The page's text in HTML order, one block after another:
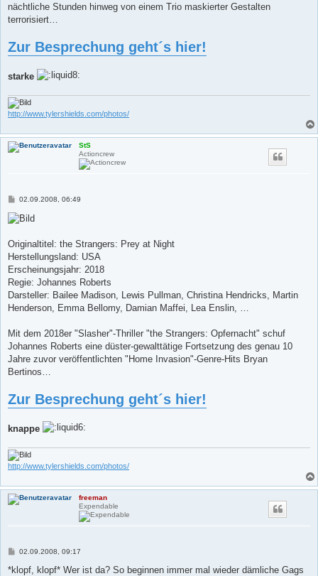
nächtliche Stunden hinweg von einem Trio maskierter Gestalten
terrorisiert…
Zur Besprechung geht´s hier!
starke
http://www.tylershields.com/photos/
StS
Actioncrew
B
i
t
a
g
02.09.2008, 06:49
Originaltitel: the Strangers: Prey at Night
Herstellungsland: USA
Erscheinungsjahr: 2018
Regie: Johannes Roberts
Darsteller: Bailee Madison, Lewis Pullman, Christina Hendricks, Martin
Henderson, Emma Bellomy, Damian Maffei, Lea Enslin, …
Mit dem 2018er "Slasher"-Thriller "the Strangers: Opfernacht" schuf
Johannes Roberts eine düster-gewalttätige Fortsetzung des genau 10
Jahre zuvor veröffentlichten "Home Invasion"-Genre-Hits Bryan
Bertinos…
Zur Besprechung geht´s hier!
knappe
http://www.tylershields.com/photos/
freeman
Expendable
B
i
02.09.2008, 09:17
*klopf, klopf* Wer ist da? So beginnen immer mal wieder dämliche Gags